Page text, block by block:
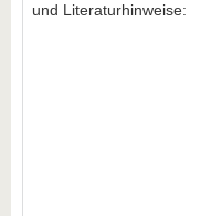
und Literaturhinweise: